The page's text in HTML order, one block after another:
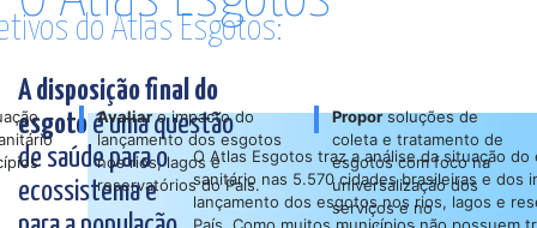
O Atlas Esgotos traz a análise da situação
sanitário nas 5.570 cidades brasileiras e dos
lançamento dos esgotos nos rios, lagos e
A disposição final do
esgoto é uma questão
de saúde para o
ecossistema e
do Atlas Esgotos:
Avaliaro impacto do
lançamento dos esgotos
nos rios, lagos e
reservatórios do País.
Proporsoluções de
coleta e tratamento de
esgotos com foco na
universalização dos
serviços e no